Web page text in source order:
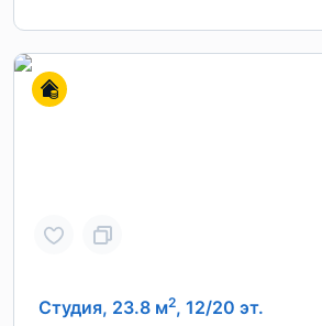
Студия, 23.8 м2, 12/20 эт.